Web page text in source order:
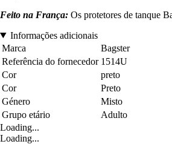
Feito na França: Os protetores de tanque
Informações adicionais
Marca
Bagster
Referência do fornecedor 1514U
Cor
preto
Cor
Preto
Género
Misto
Grupo etário
Adulto
Loading...
Loading...